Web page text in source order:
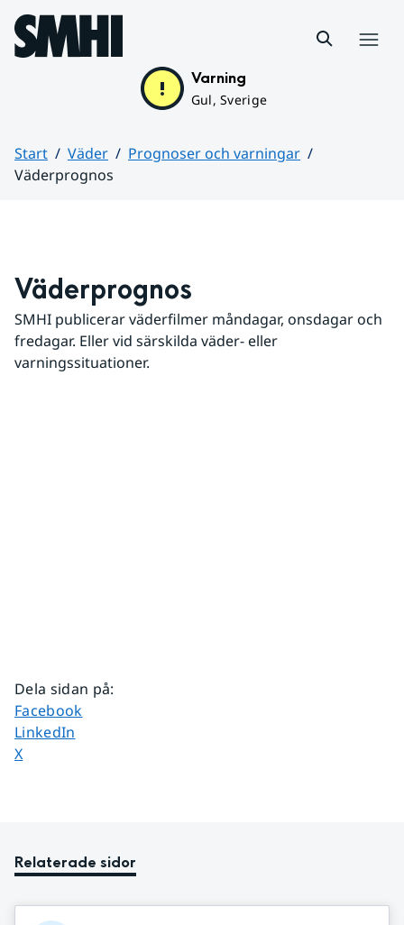
Hoppa till sidans innehåll
Varning
Gul, Sverige
Start Väder
Prognoser och varningar
Väderprognos
Väderprognos
SMHI publicerar väderfilmer måndagar, onsdagar och
fredagar. Eller vid särskilda väder- eller
varningssituationer.
Dela sidan på:
Dela sidan på
Facebook
Dela sidan på
LinkedIn
Dela sidan på
X
Relaterade sidor